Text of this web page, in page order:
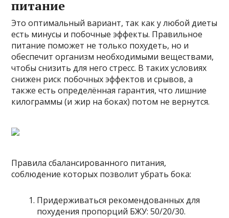
питание
Это оптимальный вариант, так как у любой диеты
есть минусы и побочные эффекты. Правильное
питание поможет не только похудеть, но и
обеспечит организм необходимыми веществами,
чтобы снизить для него стресс. В таких условиях
снижен риск побочных эффектов и срывов, а
также есть определённая гарантия, что лишние
килограммы (и жир на боках) потом не вернутся.
Правила сбалансированного питания,
соблюдение которых позволит убрать бока:
Придерживаться рекомендованных для
похудения пропорций БЖУ: 50/20/30.